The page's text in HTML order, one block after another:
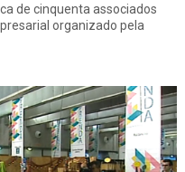
de cinquenta associados
organizado pela